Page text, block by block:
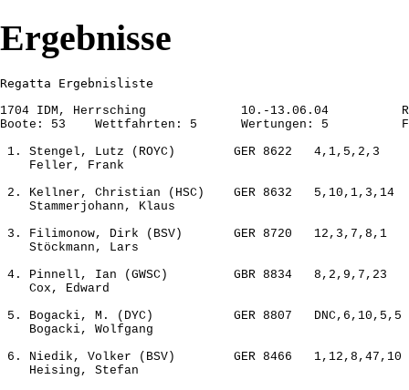
Ergebnisse
1704 IDM, Herrsching             10.-13.06.04
Boote: 53    Wettfahrten: 5      Wertungen: 5
1. Stengel, Lutz (ROYC)        GER 8622   4,1,5,2,3
    Feller, Frank
2. Kellner, Christian (HSC)    GER 8632
    Stammerjohann, Klaus
3. Filimonow, Dirk (BSV)       GER 8720
    Stöckmann, Lars
4. Pinnell, Ian (GWSC)         GBR 8834
    Cox, Edward
5. Bogacki, M. (DYC)           GER 8807
    Bogacki, Wolfgang
6. Niedik, Volker (BSV)        GER 8466
    Heising, Stefan